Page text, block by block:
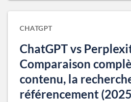
CHATGPT
ChatGPT vs
Comparaison
contenu, la
référencement